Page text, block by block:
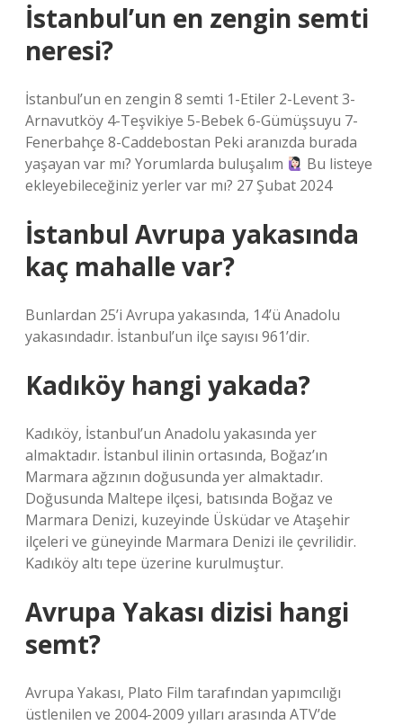
İstanbul’un en zengin semti
neresi?
İstanbul’un en zengin 8 semti 1-Etiler 2-Levent 3-
Arnavutköy 4-Teşvikiye 5-Bebek 6-Gümüşsuyu 7-
Fenerbahçe 8-Caddebostan Peki aranızda burada
yaşayan var mı? Yorumlarda buluşalım
Bu listeye
ekleyebileceğiniz yerler var mı? 27 Şubat 2024
İstanbul Avrupa yakasında
kaç mahalle var?
Bunlardan 25’i Avrupa yakasında, 14’ü Anadolu
yakasındadır. İstanbul’un ilçe sayısı 961’dir.
Kadıköy hangi yakada?
Kadıköy, İstanbul’un Anadolu yakasında yer
almaktadır. İstanbul ilinin ortasında, Boğaz’ın
Marmara ağzının doğusunda yer almaktadır.
Doğusunda Maltepe ilçesi, batısında Boğaz ve
Marmara Denizi, kuzeyinde Üsküdar ve Ataşehir
ilçeleri ve güneyinde Marmara Denizi ile çevrilidir.
Kadıköy altı tepe üzerine kurulmuştur.
Avrupa Yakası dizisi hangi
semt?
Avrupa Yakası, Plato Film tarafından yapımcılığı
üstlenilen ve 2004-2009 yılları arasında ATV’de